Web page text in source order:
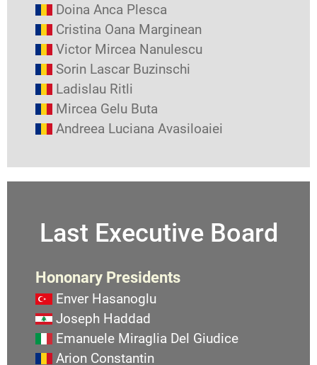
Doina Anca Plesca
Cristina Oana Marginean
Victor Mircea Nanulescu
Sorin Lascar Buzinschi
Ladislau Ritli
Mircea Gelu Buta
Andreea Luciana Avasiloaiei
Last Executive Board
Hononary Presidents
Enver Hasanoglu
Joseph Haddad
Emanuele Miraglia Del Giudice
Arion Constantin